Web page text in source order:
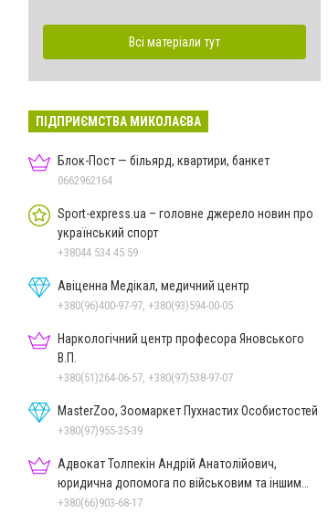
Всі матеріали тут
ПІДПРИЄМСТВА МИКОЛАЄВА
Блок-Пост — більярд, квартири, банкет
0662962164
Sport-express.ua – головне джерело новин про
український спорт
+38044 534 45 59
Авіценна Медікал, медичний центр
+380(96)400-97-97, +380(93)594-00-05
Наркологічний центр професора Яновського
В.П.
+380(51)264-06-57, +380(97)538-97-07
MasterZoo, Зоомаркет Пухнастих Особистостей
+380(97)955-35-39
Адвокат Толпекін Андрій Анатолійович,
юридична допомога по військовим та іншим
справам
+380(66)903-68-17